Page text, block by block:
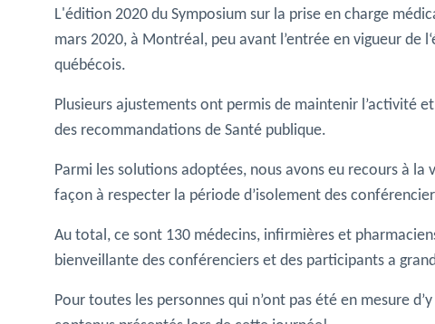
L'édition 2020 du Symposium sur la prise en charge
mars 2020, à Montréal, peu avant l’entrée en vigueur de
québécois.
Plusieurs ajustements ont permis de maintenir l’activité
des recommandations de Santé publique.
Parmi les solutions adoptées, nous avons eu recours à
façon à respecter la période d’isolement des
Au total, ce sont 130 médecins, infirmières et
bienveillante des conférenciers et des participants a
Pour toutes les personnes qui n’ont pas été en mesure